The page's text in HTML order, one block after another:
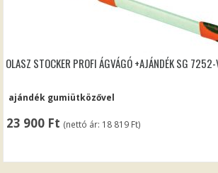
OLASZ STOCKER PROFI ÁGVÁGÓ +AJÁNDÉK SG 7252-
ajándék gumiütközővel
23 900 Ft (nettó ár: 18 819 Ft)